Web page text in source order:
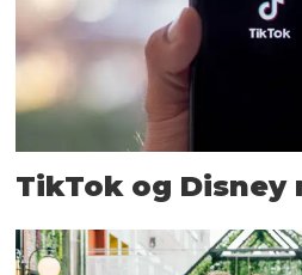
TikTok og Disney